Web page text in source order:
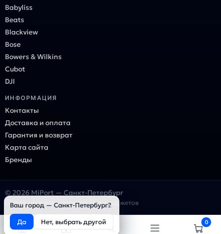
Babyliss
Beats
Blackview
Bose
Bowers & Wilkins
Cubot
DJI
ИНФОРМАЦИЯ
Контакты
Доставка и оплата
Гарантия и возврат
Карта сайта
Бренды
© 2026 MiPort — Санкт-Петербург
Онлайн-магазин электроники и гаджетов
0
Ваш город — Санкт-Петербург?
Да
Нет, выбрать другой
×